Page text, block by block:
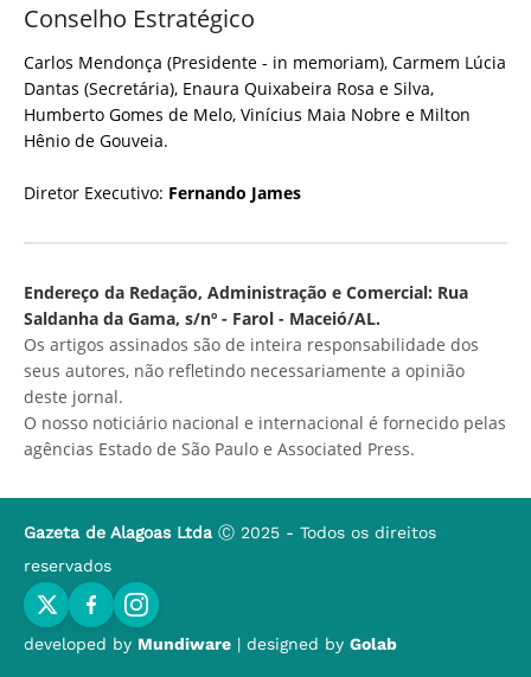
Conselho Estratégico
Carlos Mendonça (Presidente - in memoriam), Carmem Lúcia
Dantas (Secretária), Enaura Quixabeira Rosa e Silva,
Humberto Gomes de Melo, Vinícius Maia Nobre e Milton
Hênio de Gouveia.
Diretor Executivo: Fernando James
Endereço da Redação, Administração e Comercial: Rua
Saldanha da Gama, s/nº - Farol - Maceió/AL.
Os artigos assinados são de inteira responsabilidade dos
seus autores, não refletindo necessariamente a opinião
deste jornal.
O nosso noticiário nacional e internacional é fornecido pelas
agências Estado de São Paulo e Associated Press.
Gazeta de Alagoas Ltda Ⓒ 2025 - Todos os direitos
reservados
developed by Mundiware | designed by Golab